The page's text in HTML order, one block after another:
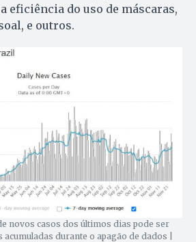
eficiência do uso de máscaras,
e outros.
novos casos dos últimos dias pode ser
durante o apagão de dados |